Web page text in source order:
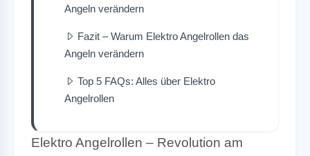
Angeln verändern
Fazit – Warum Elektro Angelrollen das
Angeln verändern
Top 5 FAQs: Alles über Elektro
Angelrollen
Elektro Angelrollen – Revolution am